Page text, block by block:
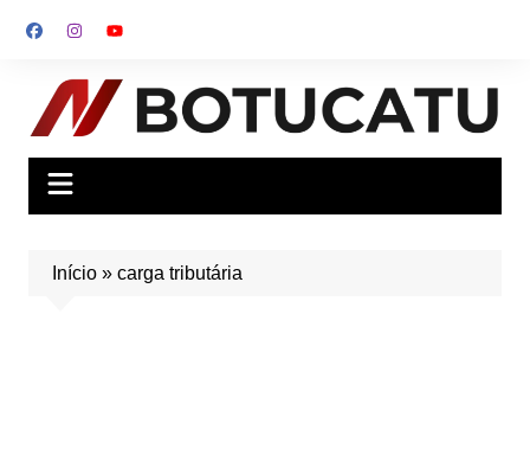
para
conteúdo
Início» carga tributária